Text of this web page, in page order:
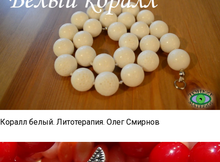
Коралл белый. Литотерапия. Олег Смирнов